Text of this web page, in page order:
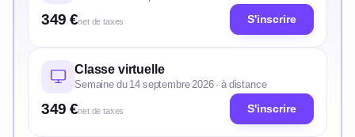
349 €net de taxes S'inscrire
Classe virtuelle
Semaine du 14 septembre 2026 · à distance
349 €net de taxes S'inscrire